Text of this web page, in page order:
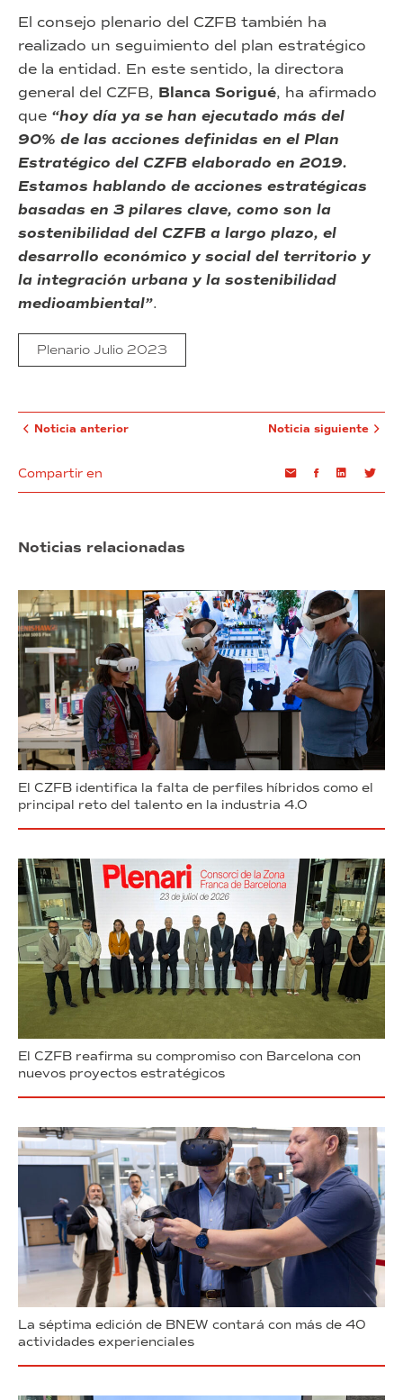
El consejo plenario del CZFB también ha
realizado un seguimiento del plan estratégico
de la entidad. En este sentido, la directora
general del CZFB, Blanca Sorigué, ha afirmado
que “hoy día ya se han ejecutado más del
90% de las acciones definidas en el Plan
Estratégico del CZFB elaborado en 2019.
Estamos hablando de acciones estratégicas
basadas en 3 pilares clave, como son la
sostenibilidad del CZFB a largo plazo, el
desarrollo económico y social del territorio y
la integración urbana y la sostenibilidad
medioambiental”.
Plenario Julio 2023
Noticia anterior
Compartir en EmailFacebookLinkedin
Noticia siguiente
Noticias relacionadas
El CZFB identifica la falta de perfiles híbridos como el
principal reto del talento en la industria 4.0
El CZFB reafirma su compromiso con Barcelona con
nuevos proyectos estratégicos
La séptima edición de BNEW contará con más de 40
actividades experienciales